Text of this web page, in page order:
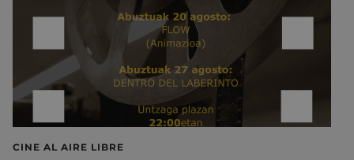
CINE AL AIRE LIBRE